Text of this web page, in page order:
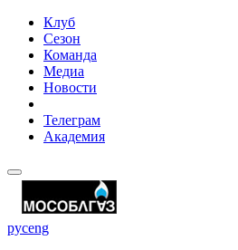
Клуб
Сезон
Команда
Медиа
Новости
Телеграм
Академия
русeng